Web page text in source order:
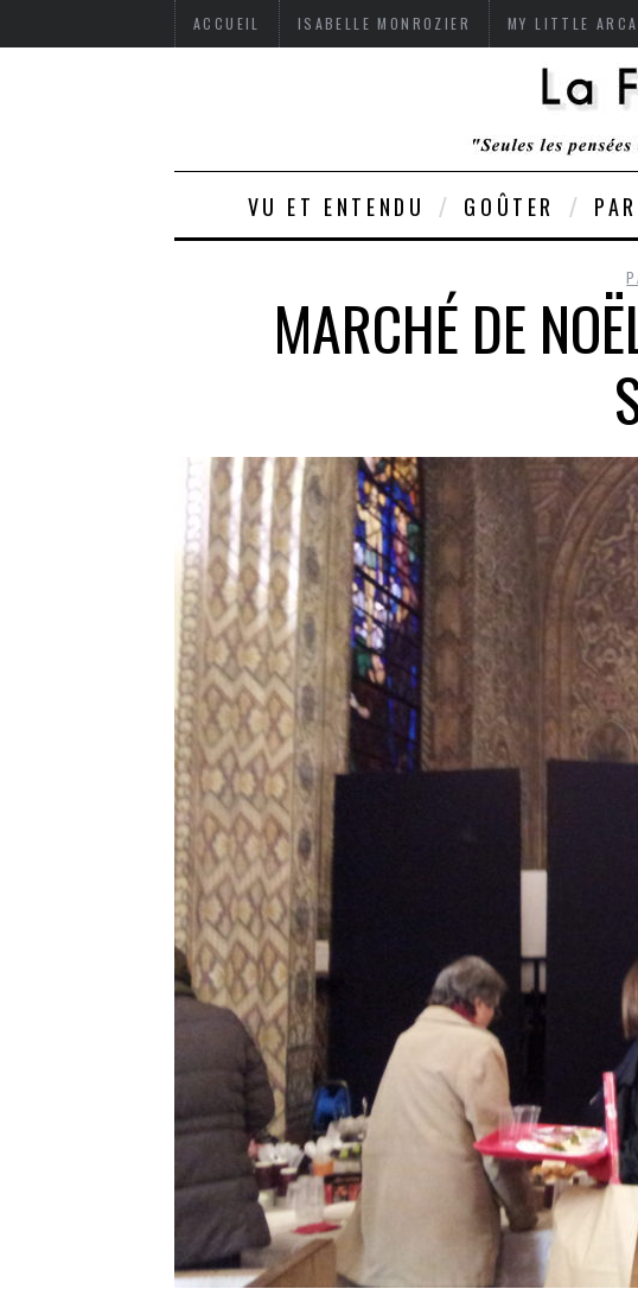
ACCUEIL ISABELLE MONROZIER MY LITTLE
VU ET ENTENDU GOÛTER
MARCHÉ DE